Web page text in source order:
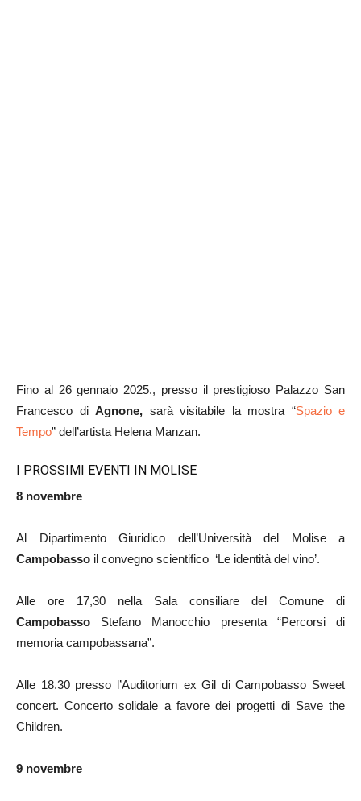
Fino al 26 gennaio 2025., presso il prestigioso Palazzo San
Francesco di Agnone, sarà visitabile la mostra “Spazio e
Tempo” dell’artista Helena Manzan.
I PROSSIMI EVENTI IN MOLISE
8 novembre
Al Dipartimento Giuridico dell’Università del Molise a
Campobasso il convegno scientifico ‘Le identità del vino’.
Alle ore 17,30 nella Sala consiliare del Comune di
Campobasso Stefano Manocchio presenta “Percorsi di
memoria campobassana”.
Alle 18.30 presso l’Auditorium ex Gil di Campobasso Sweet
concert. Concerto solidale a favore dei progetti di Save the
Children.
9 novembre